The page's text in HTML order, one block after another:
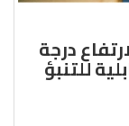
درجة
للتنبؤ